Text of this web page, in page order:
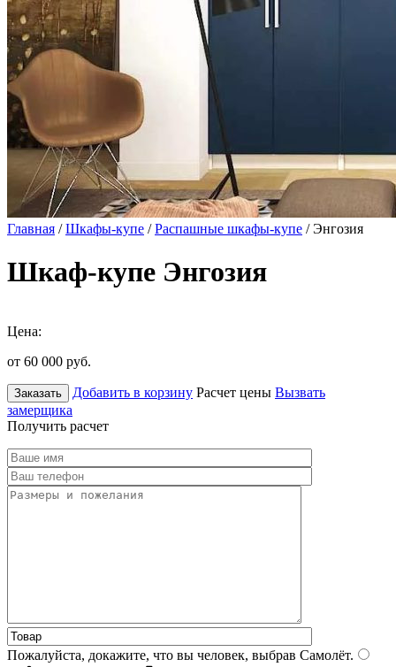
Главная /Шкафы-купе /Распашные шкафы-купе / Энгозия
Шкаф-купе Энгозия
Цена:
от 60 000 руб.
Заказать Добавить в корзину Расчет цены Вызвать
замерщика
Получить расчет
Пожалуйста, докажите, что вы человек, выбрав Самолёт.